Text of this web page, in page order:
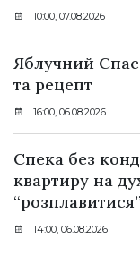
10:00, 07.08.2026
Яблучний Спас:
та рецепт
16:00, 06.08.2026
Спека без
квартиру на
“розплавитися”
14:00, 06.08.2026